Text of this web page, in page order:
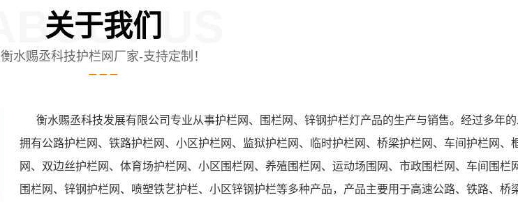
关于我们
ABOUT US
衡水赐丞科技护栏网厂家-支持定制！
衡水赐丞科技发展有限公司专业从事护栏网、围栏网、锌钢护栏灯产品的生产与销售。经过多年
拥有公路护栏网、铁路护栏网、小区护栏网、监狱护栏网、临时护栏网、桥梁护栏网、车间护栏网、
网、双边丝护栏网、体育场护栏网、小区围栏网、养殖围栏网、运动场围网、市政围栏网、车间围栏
围栏网、锌钢护栏网、喷塑铁艺护栏、小区锌钢护栏等多种产品，产品主要用于高速公路、铁路、桥